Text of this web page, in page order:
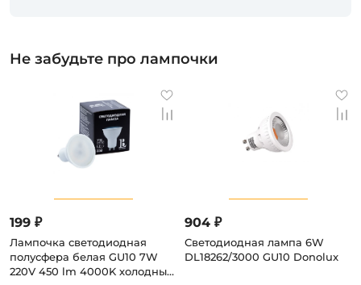
Не забудьте про лампочки
199 ₽
Лампочка светодиодная
полусфера белая GU10 7W
220V 450 lm 4000K холодный
904 ₽
Светодиодная лампа 6W
DL18262/3000 GU10 Donolux